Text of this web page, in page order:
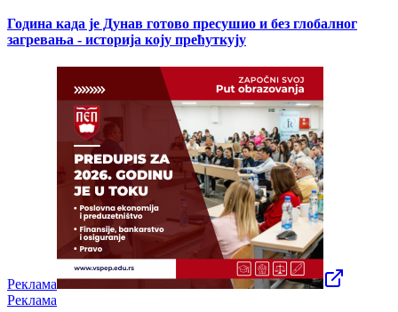
Година када је Дунав готово пресушио и без глобалног
загревања - историја коју прећуткују
Реклама
Реклама